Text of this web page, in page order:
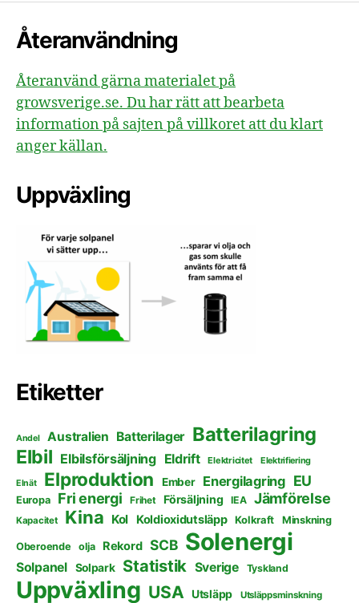
Återanvändning
Återanvänd gärna materialet på
growsverige.se. Du har rätt att bearbeta
information på sajten på villkoret att du klart
anger källan.
Uppväxling
Etiketter
Andel Australien Batterilager Batterilagring
Elbil Elbilsförsäljning Eldrift Elektricitet Elektrifiering
Elnät Elproduktion Ember Energilagring EU
Europa Fri energi Frihet Försäljning IEA Jämförelse
Kapacitet Kina Kol Koldioxidutsläpp Kolkraft Minskning
Oberoende olja Rekord SCB Solenergi
Solpanel Solpark Statistik Sverige Tyskland
Uppväxling USA Utsläpp Utsläppsminskning